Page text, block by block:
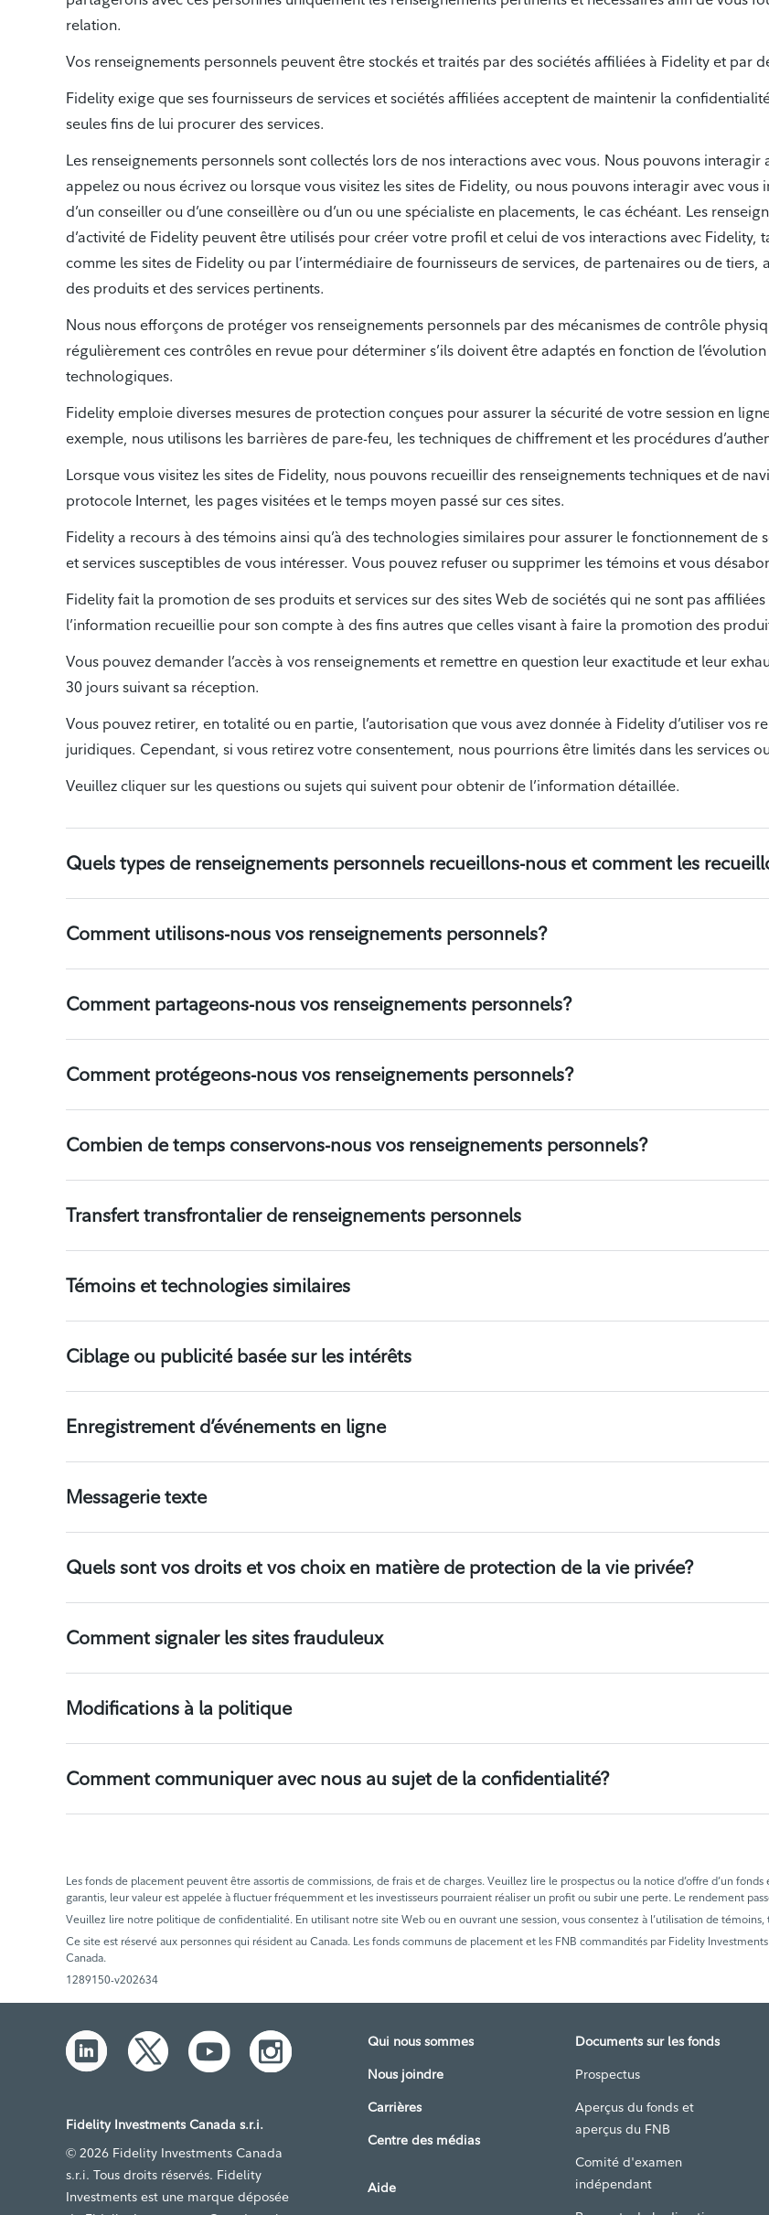
relation.
Vos renseignements personnels peuvent être stockés et traités par des sociétés affiliées à Fidelity et par
Fidelity exige que ses fournisseurs de services et sociétés affiliées acceptent de maintenir la
seules fins de lui procurer des services.
Les renseignements personnels sont collectés lors de nos interactions avec vous. Nous pouvons
appelez ou nous écrivez ou lorsque vous visitez les sites de Fidelity, ou nous pouvons interagir avec
d’un conseiller ou d’une conseillère ou d’un ou une spécialiste en placements, le cas échéant. Les
d’activité de Fidelity peuvent être utilisés pour créer votre profil et celui de vos interactions avec Fidelity,
comme les sites de Fidelity ou par l’intermédiaire de fournisseurs de services, de partenaires ou de
des produits et des services pertinents.
Nous nous efforçons de protéger vos renseignements personnels par des mécanismes de contrôle
régulièrement ces contrôles en revue pour déterminer s’ils doivent être adaptés en fonction de
technologiques.
Fidelity emploie diverses mesures de protection conçues pour assurer la sécurité de votre session en
exemple, nous utilisons les barrières de pare-feu, les techniques de chiffrement et les procédures
Lorsque vous visitez les sites de Fidelity, nous pouvons recueillir des renseignements techniques et de
protocole Internet, les pages visitées et le temps moyen passé sur ces sites.
Fidelity a recours à des témoins ainsi qu’à des technologies similaires pour assurer le fonctionnement
et services susceptibles de vous intéresser. Vous pouvez refuser ou supprimer les témoins et vous
Fidelity fait la promotion de ses produits et services sur des sites Web de sociétés qui ne sont pas
l’information recueillie pour son compte à des fins autres que celles visant à faire la promotion des
Vous pouvez demander l’accès à vos renseignements et remettre en question leur exactitude et leur
30 jours suivant sa réception.
Vous pouvez retirer, en totalité ou en partie, l’autorisation que vous avez donnée à Fidelity d’utiliser vos
juridiques. Cependant, si vous retirez votre consentement, nous pourrions être limités dans les services
Veuillez cliquer sur les questions ou sujets qui suivent pour obtenir de l’information détaillée.
Quels types de renseignements personnels recueillons-nous et comment les
Comment utilisons-nous vos renseignements personnels?
Comment partageons-nous vos renseignements personnels?
Comment protégeons-nous vos renseignements personnels?
Combien de temps conservons-nous vos renseignements personnels?
Transfert transfrontalier de renseignements personnels
Témoins et technologies similaires
Ciblage ou publicité basée sur les intérêts
Enregistrement d’événements en ligne
Messagerie texte
Quels sont vos droits et vos choix en matière de protection de la vie privée?
Comment signaler les sites frauduleux
Modifications à la politique
Comment communiquer avec nous au sujet de la confidentialité?
Les fonds de placement peuvent être assortis de commissions, de frais et de charges. Veuillez lire le prospectus ou la notice d’offre d’un
garantis, leur valeur est appelée à fluctuer fréquemment et les investisseurs pourraient réaliser un profit ou subir une perte. Le rendement
Veuillez lire notre politique de confidentialité. En utilisant notre site Web ou en ouvrant une session, vous consentez à l’utilisation de
Ce site est réservé aux personnes qui résident au Canada. Les fonds communs de placement et les FNB commandités par Fidelity
Canada.
1289150-v202634
Fidelity Investments Canada s.r.i.
© 2026 Fidelity Investments Canada
s.r.i. Tous droits réservés. Fidelity
Investments est une marque déposée
Qui nous sommes
Nous joindre
Carrières
Centre des médias
Aide
Documents sur les fonds
Prospectus
Aperçus du fonds et
aperçus du FNB
Comité d'examen
indépendant